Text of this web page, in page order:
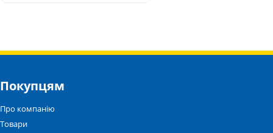
Покупцям
Про компанію
Товари